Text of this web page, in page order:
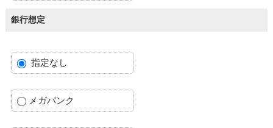
銀行想定
指定なし
メガバンク